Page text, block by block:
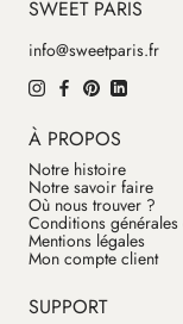
SWEET PARIS
info@sweetparis.fr
À PROPOS
Notre histoire
Notre savoir faire
Où nous trouver ?
Conditions générales
Mentions légales
Mon compte client
SUPPORT